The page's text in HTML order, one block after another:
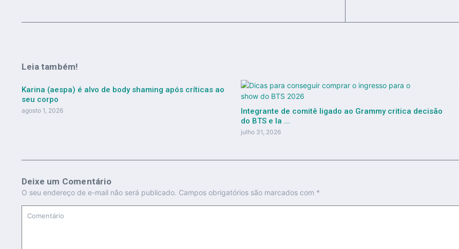
Leia também!
Karina (aespa) é alvo de body shaming após críticas ao
seu corpo
agosto 1, 2026
Integrante de comitê ligado ao Grammy critica decisão
do BTS e la ...
julho 31, 2026
Deixe um Comentário
O seu endereço de e-mail não será publicado. Campos obrigatórios são marcados com *